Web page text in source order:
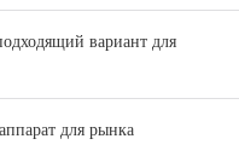
вариант для
для рынка